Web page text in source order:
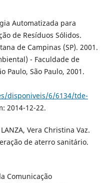
Automatizada para
de Resíduos Sólidos.
de Campinas (SP). 2001.
- Faculdade de
Paulo, São Paulo, 2001.
disponiveis/6/6134/tde-
2014-12-22.
Vera Christina Vaz.
de aterro sanitário.
Comunicação